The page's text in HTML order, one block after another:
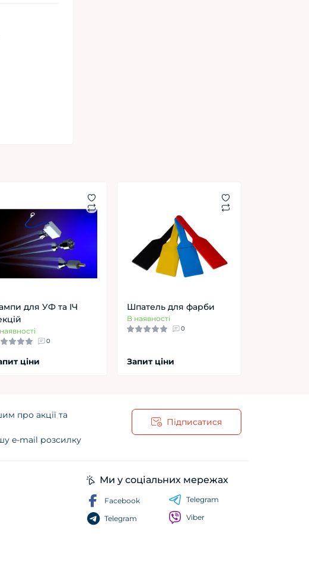
для УФ та ІЧ
0
ціни
Шпатель для фарби
В наявності
0
Запит ціни
про акції та
e-mail розсилку
Підписатися
користувача
Ми у соціальних мережах
Facebook
Telegram
Telegram
Viber